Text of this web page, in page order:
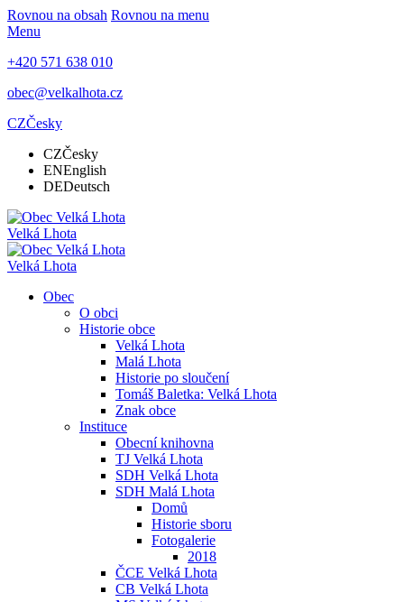
Rovnou na obsah Rovnou na menu
Menu
+420 571 638 010
obec@velkalhota.cz
CZČesky
CZČesky
ENEnglish
DEDeutsch
Velká Lhota
Velká Lhota
Obec
O obci
Historie obce
Velká Lhota
Malá Lhota
Historie po sloučení
Tomáš Baletka: Velká Lhota
Znak obce
Instituce
Obecní knihovna
TJ Velká Lhota
SDH Velká Lhota
SDH Malá Lhota
Domů
Historie sboru
Fotogalerie
2018
ČCE Velká Lhota
CB Velká Lhota